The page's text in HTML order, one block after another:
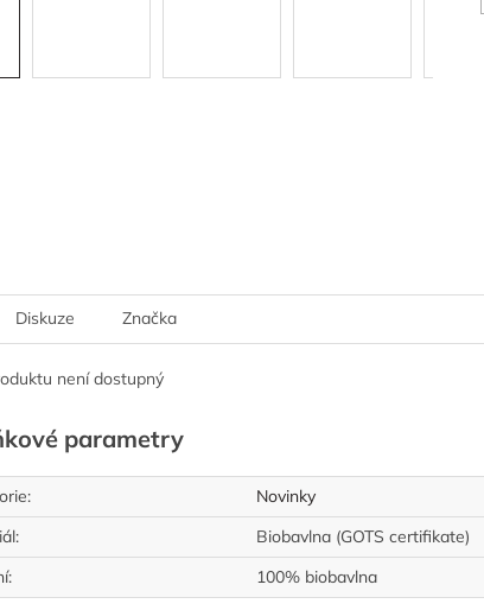
Diskuze Značka
není dostupný
parametry
:
Novinky
:
Biobavlna (GOTS certifikate)
: 100% biobavlna